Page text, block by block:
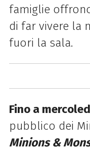
famiglie
di far vivere la
fuori la sala.
Fino a
pubblico dei
Minions &